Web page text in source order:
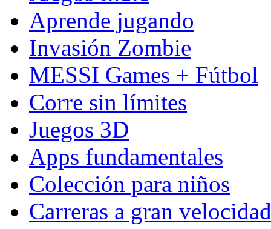
Aprende jugando
Invasión Zombie
MESSI Games + Fútbol
Corre sin límites
Juegos 3D
Apps fundamentales
Colección para niños
Carreras a gran velocidad